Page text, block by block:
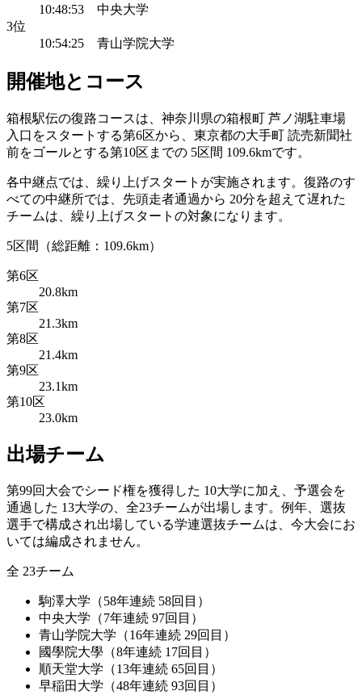
10:48:53 中央大学
3位
10:54:25 青山学院大学
開催地とコース
箱根駅伝の復路コースは、神奈川県の箱根町 芦ノ湖駐車場
入口をスタートする第6区から、東京都の大手町 読売新聞社
前をゴールとする第10区までの 5区間 109.6kmです。
各中継点では、繰り上げスタートが実施されます。復路のす
べての中継所では、先頭走者通過から 20分を超えて遅れた
チームは、繰り上げスタートの対象になります。
5区間（総距離：109.6km）
第6区
20.8km
第7区
21.3km
第8区
21.4km
第9区
23.1km
第10区
23.0km
出場チーム
第99回大会でシード権を獲得した 10大学に加え、予選会を
通過した 13大学の、全23チームが出場します。例年、選抜
選手で構成され出場している学連選抜チームは、今大会にお
いては編成されません。
全 23チーム
駒澤大学（58年連続 58回目）
中央大学（7年連続 97回目）
青山学院大学（16年連続 29回目）
國學院大學（8年連続 17回目）
順天堂大学（13年連続 65回目）
早稲田大学（48年連続 93回目）